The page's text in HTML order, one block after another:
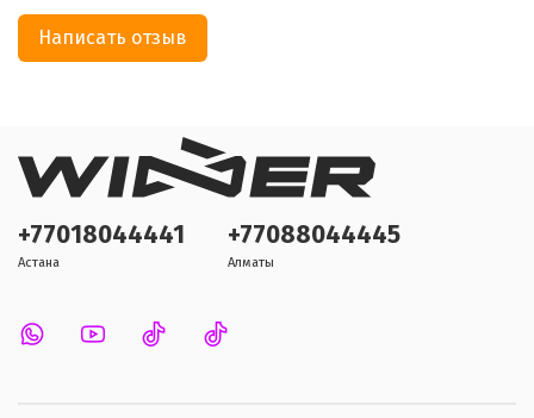
Написать отзыв
+77018044441
Астана
+77088044445
Алматы